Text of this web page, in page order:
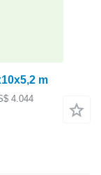
m
4.044